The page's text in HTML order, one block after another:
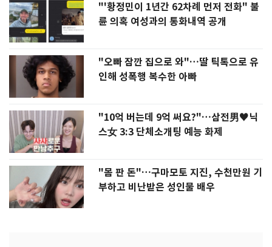
"'황정민이 1년간 62차례 먼저 전화" 불
륜 의혹 여성과의 통화내역 공개
"오빠 잠깐 집으로 와"…딸 틱톡으로 유
인해 성폭행 복수한 아빠
"10억 버는데 9억 써요?"…삼전男♥닉
스女 3:3 단체소개팅 예능 화제
"몸 판 돈"…구마모토 지진, 수천만원 기
부하고 비난받은 성인물 배우